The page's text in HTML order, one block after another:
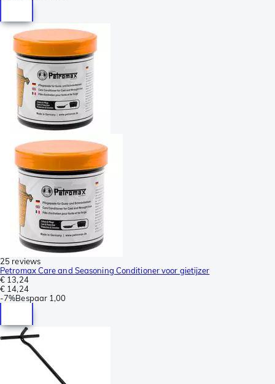
25 reviews
Petromax Care and Seasoning Conditioner voor gietijzer
€ 13,24
€ 14,24
-7%Bespaar 1,00